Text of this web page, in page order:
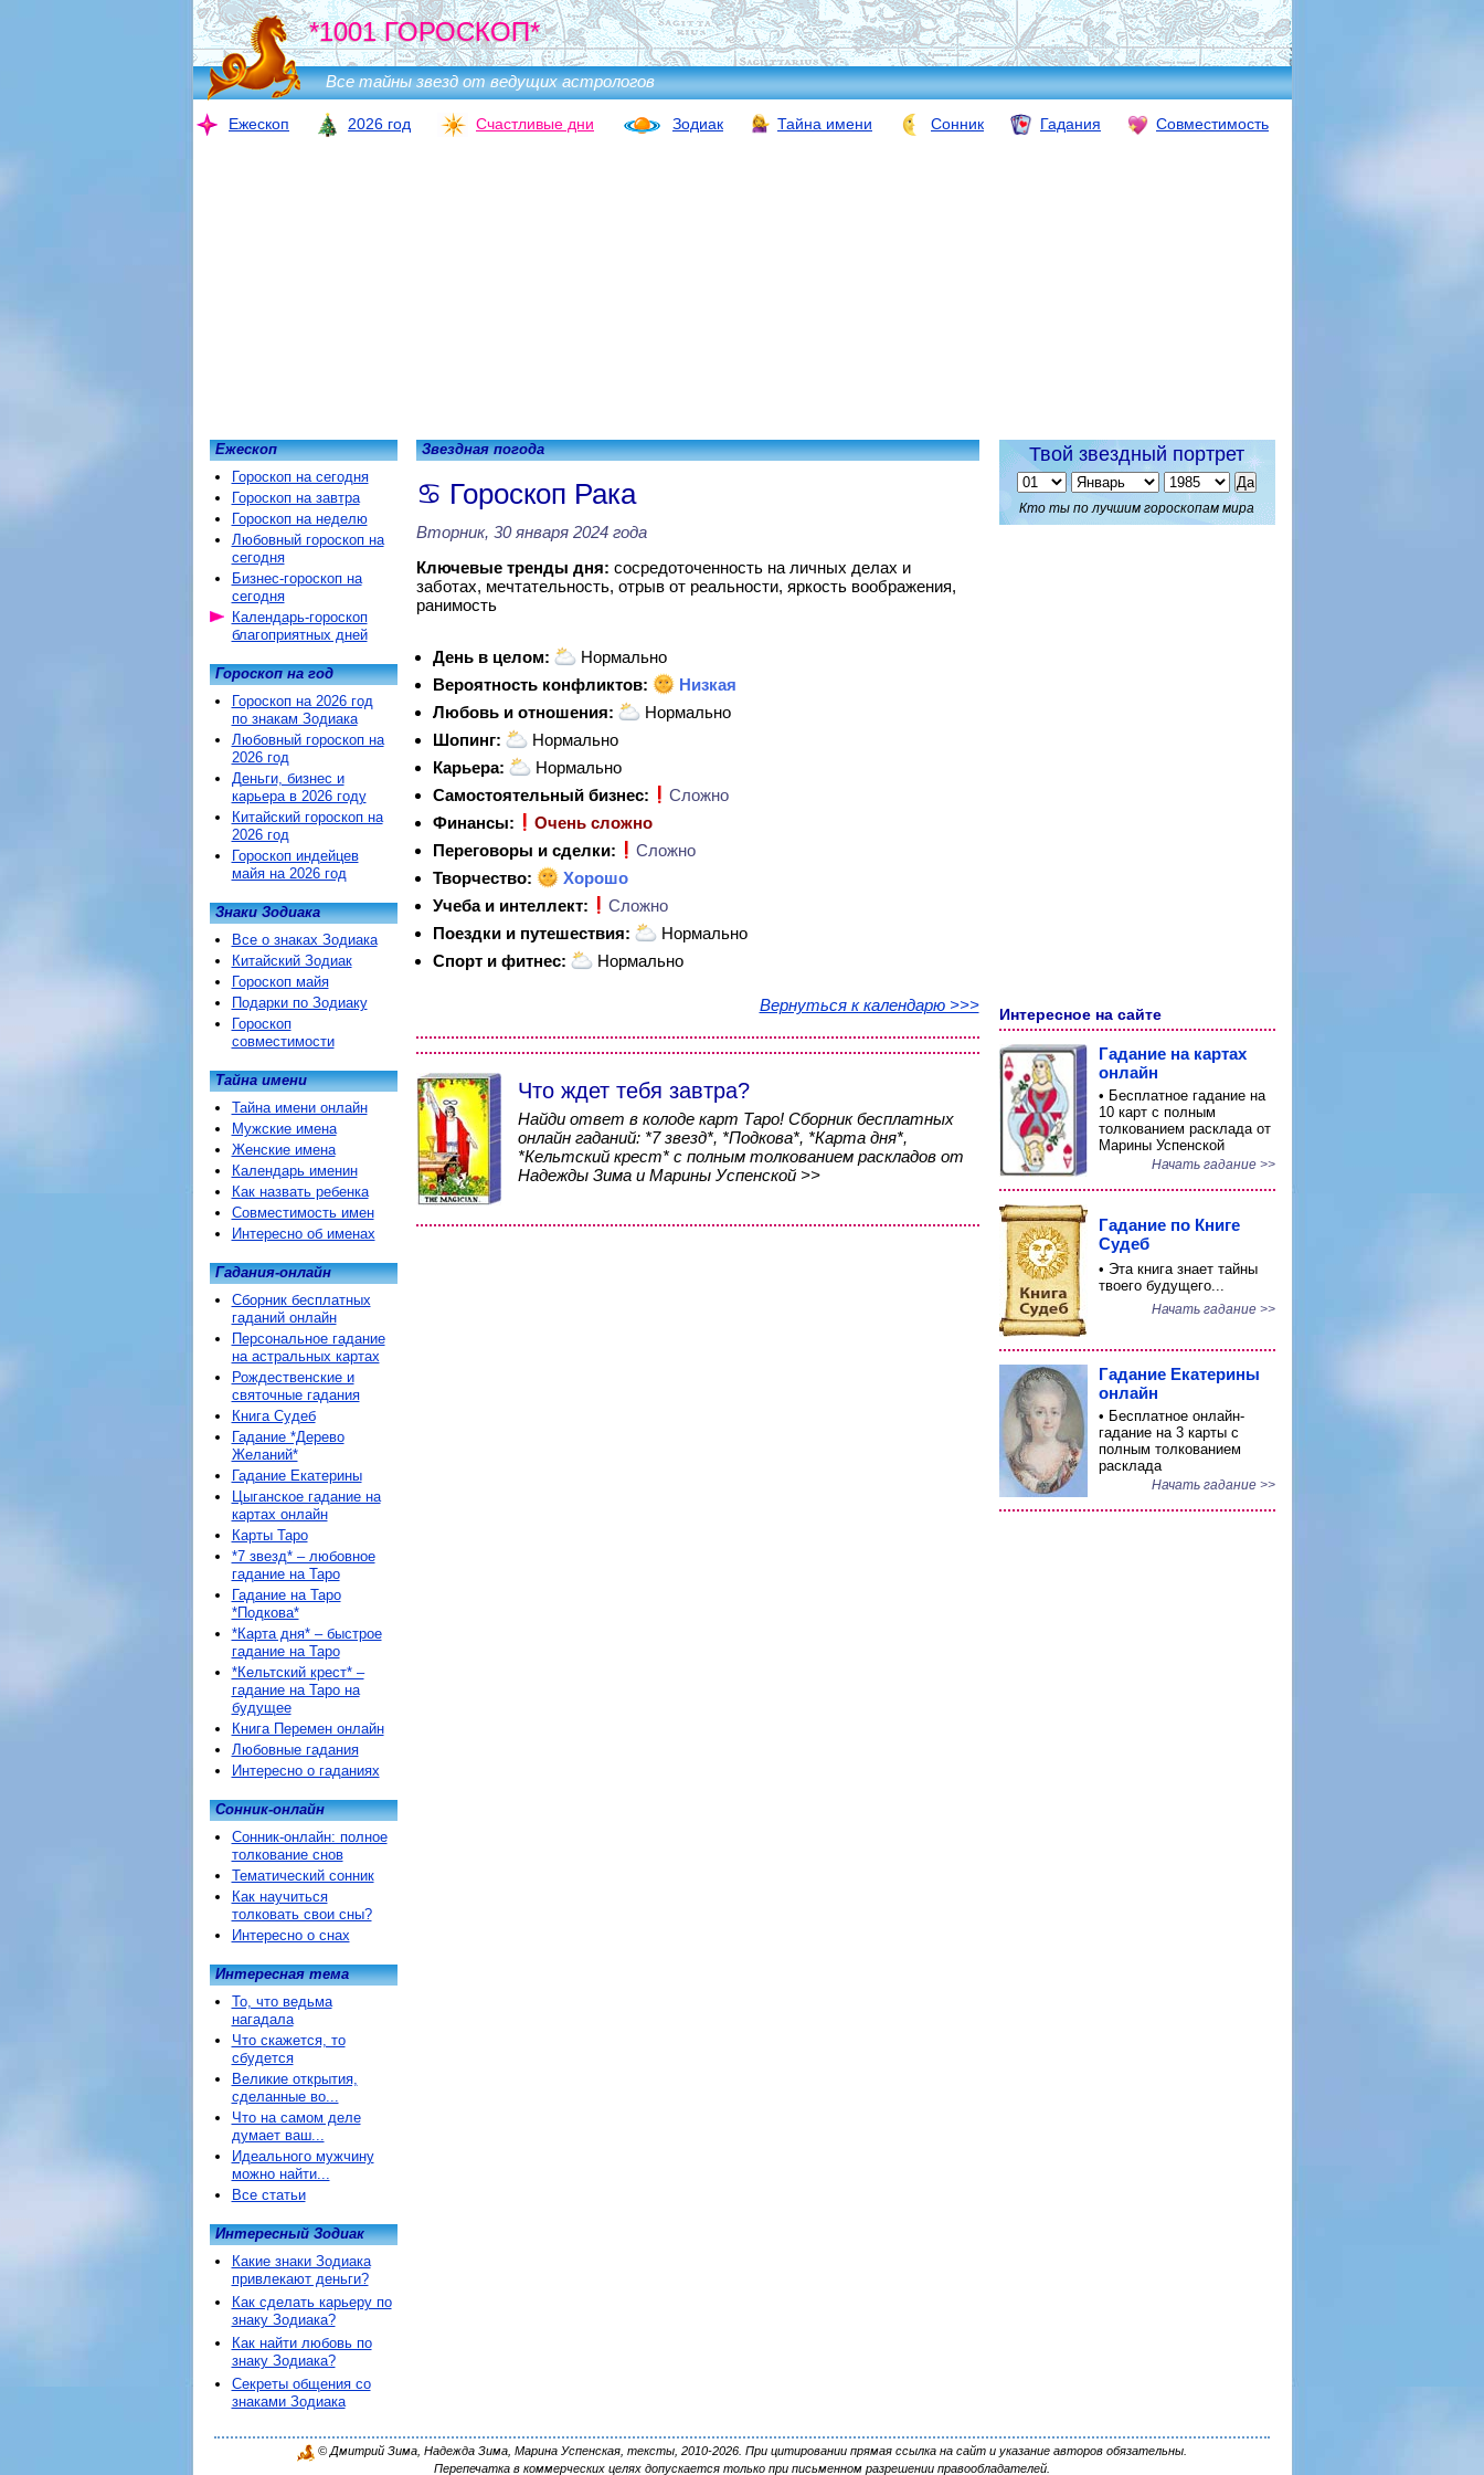
*1001 ГОРОСКОП*
Все тайны звезд от ведущих астрологов
Ежескоп 2026 год Счастливые дни Зодиак Тайна имени Сонник Гадания Совместимость
Звездная погода
Гороскоп Рака
Вторник, 30 января 2024 года
Ключевые тренды дня: сосредоточенность на личных делах и
заботах, мечтательность, отрыв от реальности, яркость воображения,
ранимость
День в целом:
Нормально
Вероятность конфликтов:
Низкая
Любовь и отношения:
Нормально
Шопинг:
Нормально
Карьера:
Нормально
Самостоятельный бизнес:
Сложно
Финансы:
Очень сложно
Переговоры и сделки:
Сложно
Творчество:
Хорошо
Учеба и интеллект:
Сложно
Поездки и путешествия:
Нормально
Спорт и фитнес:
Нормально
Вернуться к календарю >>>
Что ждет тебя завтра?
Найди ответ в колоде карт Таро! Сборник бесплатных
онлайн гаданий: *7 звезд*, *Подкова*, *Карта дня*,
*Кельтский крест* с полным толкованием раскладов от
Надежды Зима и Марины Успенской >>
Ежескоп
Гороскоп на сегодня
Гороскоп на завтра
Гороскоп на неделю
Любовный гороскоп на
сегодня
Бизнес-гороскоп на
сегодня
Календарь-гороскоп
благоприятных дней
Гороскоп на год
Гороскоп на 2026 год
по знакам Зодиака
Любовный гороскоп на
2026 год
Деньги, бизнес и
карьера в 2026 году
Китайский гороскоп на
2026 год
Гороскоп индейцев
майя на 2026 год
Знаки Зодиака
Все о знаках Зодиака
Китайский Зодиак
Гороскоп майя
Подарки по Зодиаку
Гороскоп
совместимости
Тайна имени
Тайна имени онлайн
Мужские имена
Женские имена
Календарь именин
Как назвать ребенка
Совместимость имен
Интересно об именах
Гадания-онлайн
Сборник бесплатных
гаданий онлайн
Персональное гадание
на астральных картах
Рождественские и
святочные гадания
Книга Судеб
Гадание *Дерево
Желаний*
Гадание Екатерины
Цыганское гадание на
картах онлайн
Карты Таро
*7 звезд* – любовное
гадание на Таро
Гадание на Таро
*Подкова*
*Карта дня* – быстрое
гадание на Таро
*Кельтский крест* –
гадание на Таро на
будущее
Книга Перемен онлайн
Любовные гадания
Интересно о гаданиях
Сонник-онлайн
Сонник-онлайн: полное
толкование снов
Тематический сонник
Как научиться
толковать свои сны?
Интересно о снах
Интересная тема
То, что ведьма
нагадала
Что скажется, то
сбудется
Великие открытия,
сделанные во...
Что на самом деле
думает ваш...
Идеального мужчину
можно найти...
Все статьи
Интересный Зодиак
Какие знаки Зодиака
привлекают деньги?
Как сделать карьеру по
знаку Зодиака?
Как найти любовь по
знаку Зодиака?
Секреты общения со
знаками Зодиака
Твой звездный портрет
Кто ты по лучшим гороскопам мира
Интересное на сайте
Гадание на картах
онлайн
• Бесплатное гадание на
10 карт с полным
толкованием расклада от
Марины Успенской
Начать гадание >>
Гадание по Книге
Судеб
• Эта книга знает тайны
твоего будущего...
Начать гадание >>
Гадание Екатерины
онлайн
• Бесплатное онлайн-
гадание на 3 карты с
полным толкованием
расклада
Начать гадание >>
© Дмитрий Зима, Надежда Зима, Марина Успенская, тексты, 2010-2026. При цитировании прямая ссылка на сайт и указание авторов обязательны.
Перепечатка в коммерческих целях допускается только при письменном разрешении правообладателей.